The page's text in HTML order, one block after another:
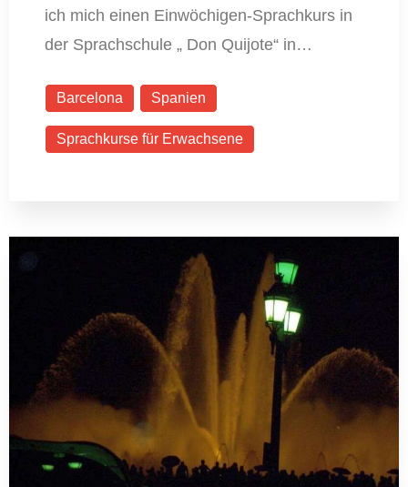
ich mich einen Einwöchigen-Sprachkurs in
der Sprachschule „ Don Quijote“ in…
Barcelona Spanien
Sprachkurse für Erwachsene